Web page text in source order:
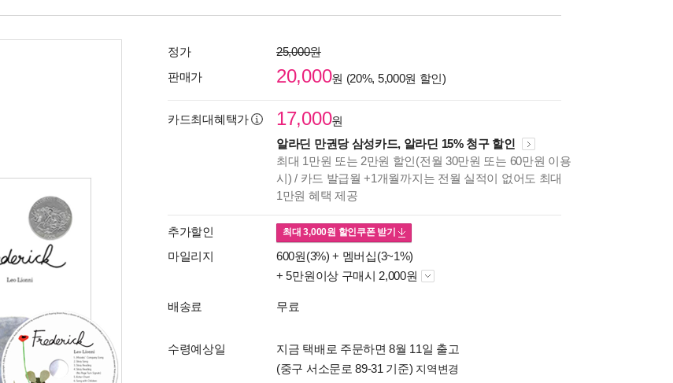
정가
25,000원
판매가
20,000원 (20%, 5,000원 할인)
카드최대혜택가 17,000원
알라딘 만권당 삼성카드, 알라딘 15% 청구 할인
최대 1만원 또는 2만원 할인(전월 30만원 또는 60만원 이용
시) / 카드 발급월 +1개월까지는 전월 실적이 없어도 최대
1만원 혜택 제공
추가할인 최대3,000원 할인쿠폰 받기
마일리지 600원(3%) + 멤버십(3~1%)
+ 5만원이상 구매시 2,000원
배송료 무료
수령예상일
지금 택배로 주문하면 8월 11일 출고
(중구 서소문로 89-31 기준) 지역변경